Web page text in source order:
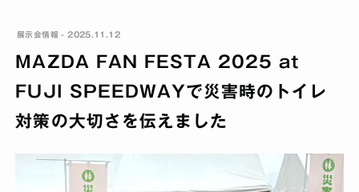
展示会情報 - 2025.11.12
MAZDA FAN FESTA 2025 at
FUJI SPEEDWAYで災害時のトイレ
対策の大切さを伝えました